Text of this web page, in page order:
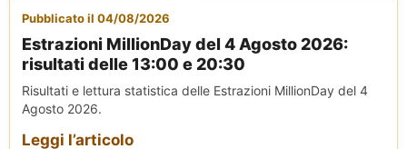
Pubblicato il 04/08/2026
Estrazioni MillionDay del 4 Agosto 2026:
risultati delle 13:00 e 20:30
Risultati e lettura statistica delle Estrazioni MillionDay del 4
Agosto 2026.
Leggi l’articolo